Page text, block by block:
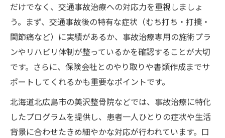
だけでなく、交通事故治療への対応力を重視しましょ
う。まず、交通事故後の特有な症状（むち打ち・打撲・
関節痛など）に実績があるか、事故治療専用の施術プラ
ンやリハビリ体制が整っているかを確認することが大切
です。さらに、保険会社とのやり取りや書類作成までサ
ポートしてくれるかも重要なポイントです。
北海道北広島市の美沢整骨院などでは、事故治療に特化
したプログラムを提供し、患者一人ひとりの症状や生活
背景に合わせたきめ細やかな対応が行われています。口